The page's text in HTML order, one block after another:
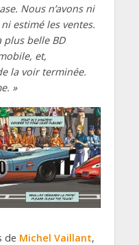
Nous n’avons ni
estimé les ventes.
plus belle BD
et,
la voir terminée.
»
de Michel Vaillant,